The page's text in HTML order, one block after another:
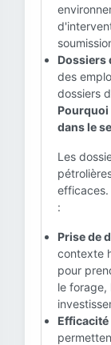
Dossiers
des
dossiers
dans le
Les
efficaces.
:
Prise de
contexte
pour
le forage,